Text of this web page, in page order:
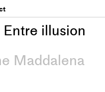
illusion
Maddalena